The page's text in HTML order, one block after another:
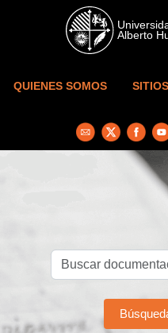
Skip to main content
QUIENES SOMOS